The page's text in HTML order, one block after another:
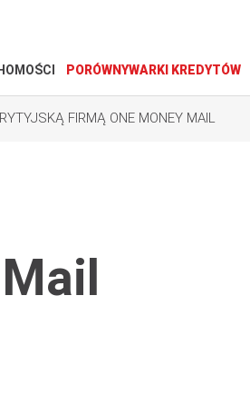
PORÓWNYWARKI KREDYTÓW
FIRMĄ ONE MONEY MAIL